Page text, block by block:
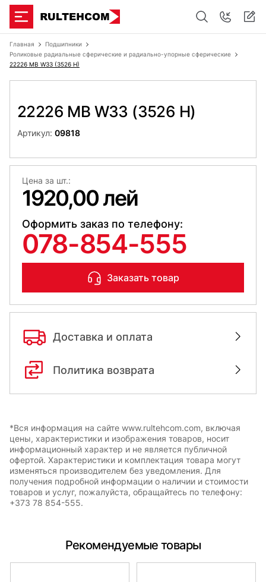
Главная
Подшипники
Роликовые радиальные сферические и радиально-упорные сферические
22226 MB W33 (3526 H)
22226 MB W33 (3526 H)
Артикул: 09818
Цена за шт.:
1920,00 лей
Оформить заказ по телефону:
078-854-555
Заказать товар
Доставка и оплата
Политика возврата
*Вся информация на сайте www.rultehcom.com, включая
цены, характеристики и изображения товаров, носит
информационный характер и не является публичной
офертой. Характеристики и комплектация товара могут
изменяться производителем без уведомления. Для
получения подробной информации о наличии и стоимости
товаров и услуг, пожалуйста, обращайтесь по телефону:
+373 78 854-555.
Рекомендуемые товары